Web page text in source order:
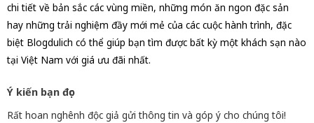
chi tiết về bản sắc các vùng miền, những món ăn ngon đặc sản
hay những trải nghiệm đầy mới mẻ của các cuộc hành trình, đặc
biệt Blogdulich có thể giúp bạn tìm được bất kỳ một khách sạn nào
tại Việt Nam với giá ưu đãi nhất.
Ý kiến bạn đọc
Rất hoan nghênh độc giả gửi thông tin và góp ý cho chúng tôi!